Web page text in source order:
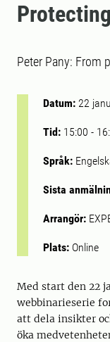
Peter Pany: From
Datum: 22
Tid: 15:00 -
Språk:
Sista
Arrangör:
Plats: Online
Med start den 22
webbinarieserie
att dela insikter
öka